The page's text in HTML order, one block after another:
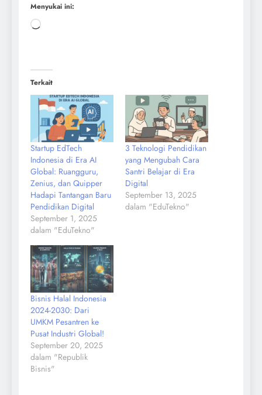
Menyukai ini:
Terkait
Startup EdTech
Indonesia di Era AI
Global: Ruangguru,
Zenius, dan Quipper
Hadapi Tantangan Baru
Pendidikan Digital
September 1, 2025
dalam "EduTekno"
3 Teknologi Pendidikan
yang Mengubah Cara
Santri Belajar di Era
Digital
September 13, 2025
dalam "EduTekno"
Bisnis Halal Indonesia
2024-2030: Dari
UMKM Pesantren ke
Pusat Industri Global!
September 20, 2025
dalam "Republik
Bisnis"